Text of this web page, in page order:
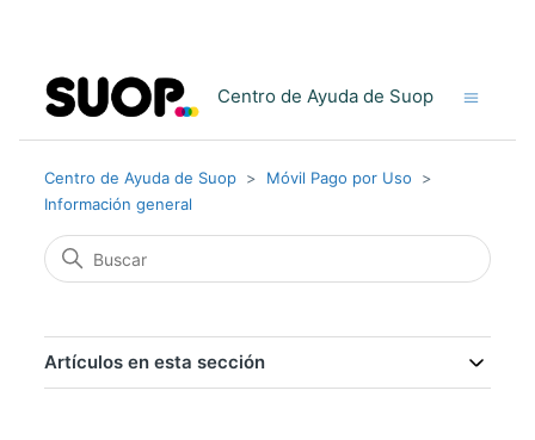
Centro de Ayuda de Suop
Centro de Ayuda de Suop
Móvil Pago por Uso
Información general
Artículos en esta sección